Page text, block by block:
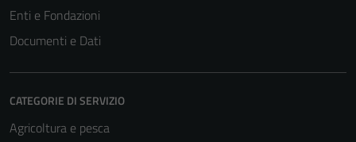
Enti e Fondazioni
Documenti e Dati
CATEGORIE DI SERVIZIO
Agricoltura e pesca